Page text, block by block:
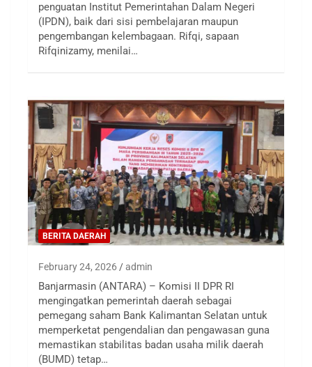
penguatan Institut Pemerintahan Dalam Negeri
(IPDN), baik dari sisi pembelajaran maupun
pengembangan kelembagaan. Rifqi, sapaan
Rifqinizamy, menilai…
BERITA DAERAH
February 24, 2026 admin
Banjarmasin (ANTARA) – Komisi II DPR RI
mengingatkan pemerintah daerah sebagai
pemegang saham Bank Kalimantan Selatan untuk
memperketat pengendalian dan pengawasan guna
memastikan stabilitas badan usaha milik daerah
(BUMD) tetap…